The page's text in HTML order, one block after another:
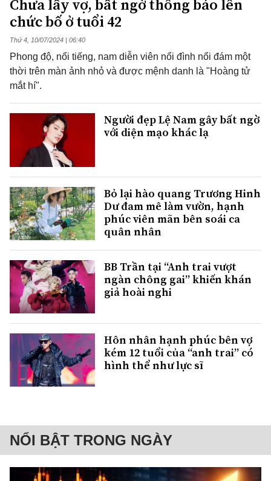
Chưa lấy vợ, bất ngờ thông báo lên
chức bố ở tuổi 42
Thứ 4, 10/07/2024 | 06:40
Phong độ, nổi tiếng, nam diễn viên nổi đình nổi đám một
thời trên màn ảnh nhỏ và được mệnh danh là "Hoàng tử
mắt hí".
Người đẹp Lệ Nam gây bất ngờ
với diện mạo khác lạ
Bỏ lại hào quang Trương Hinh
Dư đam mê làm vườn, hạnh
phúc viên mãn bên soái ca
quân nhân
BB Trần tại “Anh trai vượt
ngàn chông gai” khiến khán
giả hoài nghi
Hôn nhân hạnh phúc bên vợ
kém 12 tuổi của “anh trai” có
hình thể như lực sĩ
NỔI BẬT TRONG NGÀY